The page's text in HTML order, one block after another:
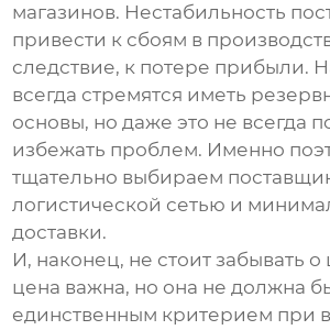
магазинов. Нестабильность
привести к сбоям в
следствие, к потере прибыли.
всегда стремятся иметь
основы, но даже это не всегда
избежать проблем. Именно
тщательно выбираем
логистической сетью и
доставки.
И, наконец, не стоит забывать
цена важна, но она не должна
единственным критерием при